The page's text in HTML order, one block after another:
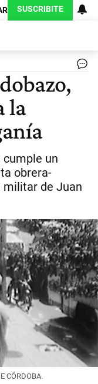
SUSCRIBITE
la
cumple un
obrera-
de Juan
CÓRDOBA.